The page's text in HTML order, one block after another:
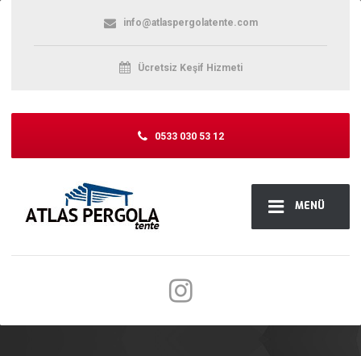
MENÜ
info@atlaspergolatente.com
Ücretsiz Keşif Hizmeti
0533 030 53 12